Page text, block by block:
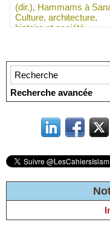
(dir.), Hammams à
Culture, architecture,
histoire et société
Recherche avancée